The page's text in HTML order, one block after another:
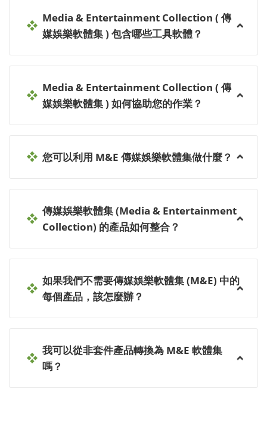
Media & Entertainment Collection ( 傳
媒娛樂軟體集 ) 包含哪些工具軟體？
Media & Entertainment Collection ( 傳
媒娛樂軟體集 ) 如何協助您的作業？
您可以利用 M&E 傳媒娛樂軟體集做什麼？
傳媒娛樂軟體集 (Media & Entertainment
Collection) 的產品如何整合？
如果我們不需要傳媒娛樂軟體集 (M&E) 中的
每個產品，該怎麼辦？
我可以從非套件產品轉換為 M&E 軟體集
嗎？